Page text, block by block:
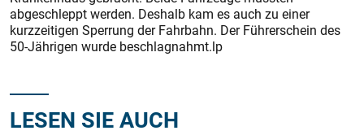
abgeschleppt werden. Deshalb kam es auch zu einer
kurzzeitigen Sperrung der Fahrbahn. Der Führerschein des
50-Jährigen wurde beschlagnahmt.lp
LESEN SIE AUCH